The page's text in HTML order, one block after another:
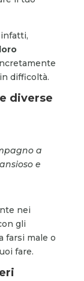
difficoltà.
diverse
a
e
nei
gli
farsi male o
fare.